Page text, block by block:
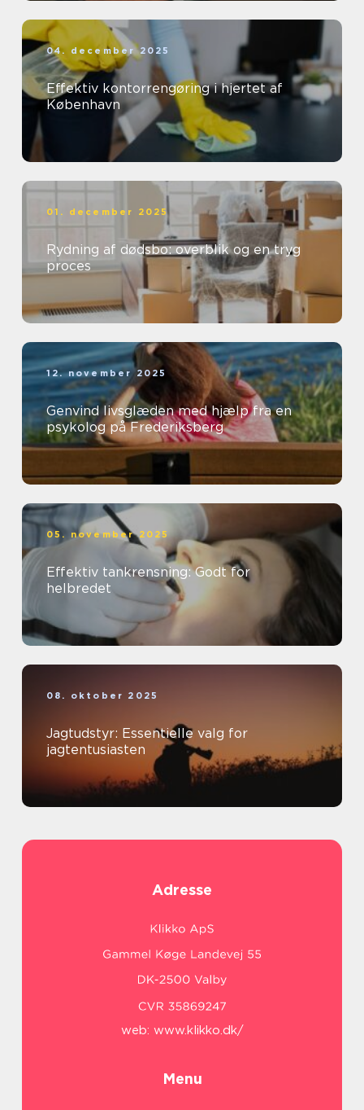
04. december 2025
Effektiv kontorrengøring i hjertet af
København
01. december 2025
Rydning af dødsbo: overblik og en tryg
proces
12. november 2025
Genvind livsglæden med hjælp fra en
psykolog på Frederiksberg
05. november 2025
Effektiv tankrensning: Godt for
helbredet
08. oktober 2025
Jagtudstyr: Essentielle valg for
jagtentusiasten
Adresse
web: www.klikko.dk/
Menu